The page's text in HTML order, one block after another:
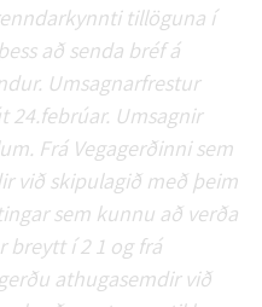
tillöguna í
að senda bréf á
Umsagnarfrestur
24.febrúar. Umsagnir
Frá Vegagerðinni sem
við skipulagið með þeim
sem kunnu að verða
breytt í 2 1 og frá
athugasemdir við